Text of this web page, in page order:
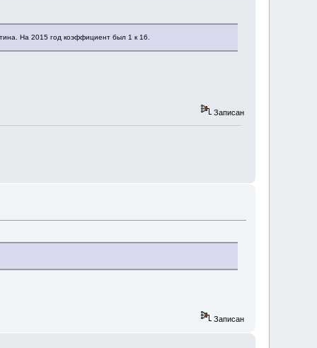
На 2015 год коэффициент был 1 к 16.
Записан
Записан